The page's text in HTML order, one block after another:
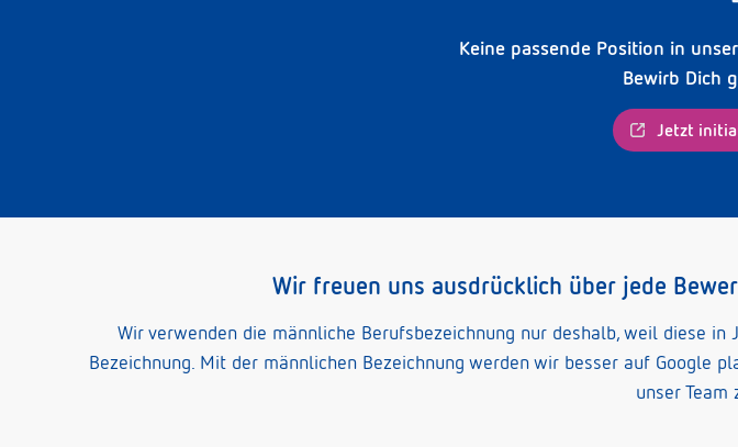
Keine passende Position in
Bewirb Dich
Jetzt
Wir freuen uns ausdrücklich über jede
Wir verwenden die männliche Berufsbezeichnung nur deshalb, weil diese
Bezeichnung. Mit der männlichen Bezeichnung werden wir besser auf
unser Team